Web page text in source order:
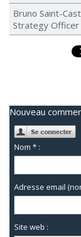
Bruno Saint-
Strategy Officer
Nouveau
Nom * :
Adresse email
Site web :